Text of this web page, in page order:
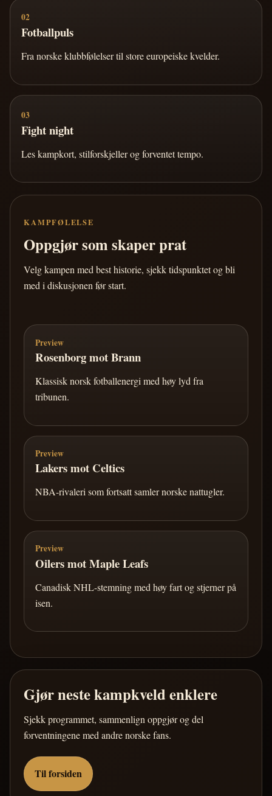
02
Fotballpuls
Fra norske klubbfølelser til store europeiske kvelder.
03
Fight night
Les kampkort, stilforskjeller og forventet tempo.
KAMPFØLELSE
Oppgjør som skaper prat
Velg kampen med best historie, sjekk tidspunktet og bli
med i diskusjonen før start.
Preview
Rosenborg mot Brann
Klassisk norsk fotballenergi med høy lyd fra
tribunen.
Preview
Lakers mot Celtics
NBA-rivaleri som fortsatt samler norske nattugler.
Preview
Oilers mot Maple Leafs
Canadisk NHL-stemning med høy fart og stjerner på
isen.
Gjør neste kampkveld enklere
Sjekk programmet, sammenlign oppgjør og del
forventningene med andre norske fans.
Til forsiden